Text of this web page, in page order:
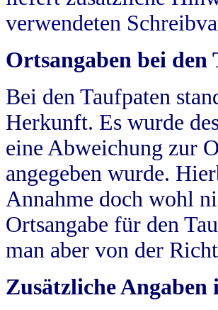
verwendeten
Ortsangaben bei den
Bei den Taufpaten
Herkunft. Es wurde
eine Abweichung zur
angegeben wurde.
Annahme doch wohl
Ortsangabe für den
man aber von der
Zusätzliche